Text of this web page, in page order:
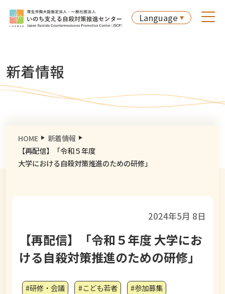
Language
新着情報
HOME
新着情報
【再配信】「令和５年度
大学における自殺対策推進のための研修」
2024年5月 8日
【再配信】「令和５年度 大学にお
ける自殺対策推進のための研修」
#研修・会議 #こども若者 #参加募集